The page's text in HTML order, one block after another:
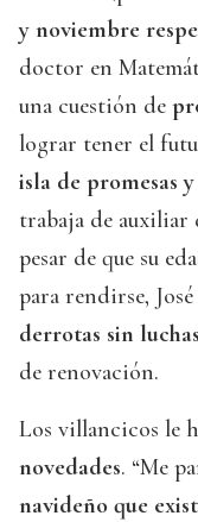
y noviembre
doctor en
una cuestión de
lograr tener el
isla de promesas
trabaja de auxiliar
pesar de que su
para rendirse, José
derrotas sin luchas
de renovación.
Los villancicos le
novedades. “Me
navideño que